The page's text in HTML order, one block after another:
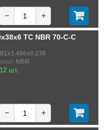
− +
TC NBR 70-C-C
NBR
12 шт.
− +